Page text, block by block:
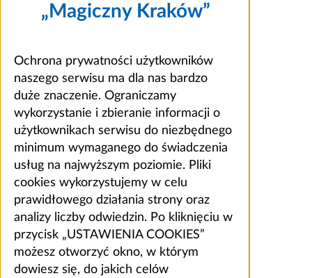
„Magiczny Kraków”
Ochrona prywatności użytkowników
naszego serwisu ma dla nas bardzo
duże znaczenie. Ograniczamy
wykorzystanie i zbieranie informacji o
użytkownikach serwisu do niezbędnego
minimum wymaganego do świadczenia
usług na najwyższym poziomie. Pliki
cookies wykorzystujemy w celu
prawidłowego działania strony oraz
analizy liczby odwiedzin. Po kliknięciu w
przycisk „USTAWIENIA COOKIES”
możesz otworzyć okno, w którym
dowiesz się, do jakich celów